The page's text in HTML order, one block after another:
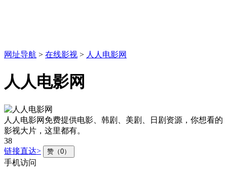
网址导航 > 在线影视 > 人人电影网
人人电影网
人人电影网免费提供电影、韩剧、美剧、日剧资源，你想看的
影视大片，这里都有。
38
链接直达>
赞（0）
手机访问